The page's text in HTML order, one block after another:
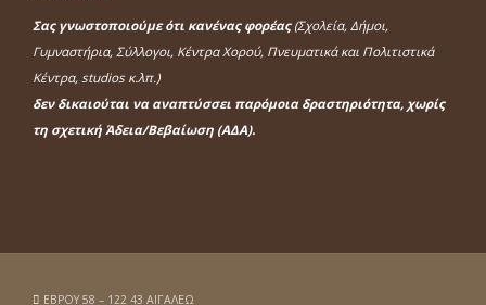
Σας γνωστοποιούμε ότι κανένας φορέας(Σχολεία, Δήμοι,
Γυμναστήρια, Σύλλογοι, Κέντρα Χορού, Πνευματικά και Πολιτιστικά
Κέντρα, studios κ.λπ.)
δεν δικαιούται να αναπτύσσει παρόμοια δραστηριότητα, χωρίς
τη σχετική Άδεια/Βεβαίωση (ΑΔΑ).
ΕΒΡΟΥ 58 – 122 43 ΑΙΓΑΛΕΩ